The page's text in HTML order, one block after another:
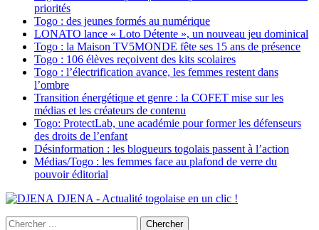
priorités
Togo : des jeunes formés au numérique
LONATO lance « Loto Détente », un nouveau jeu dominical
Togo : la Maison TV5MONDE fête ses 15 ans de présence
Togo : 106 élèves reçoivent des kits scolaires
Togo : l’électrification avance, les femmes restent dans
l’ombre
Transition énergétique et genre : la COFET mise sur les
médias et les créateurs de contenu
Togo: ProtectLab, une académie pour former les défenseurs
des droits de l’enfant
Désinformation : les blogueurs togolais passent à l’action
Médias/Togo : les femmes face au plafond de verre du
pouvoir éditorial
DJENA - Actualité togolaise en un clic !